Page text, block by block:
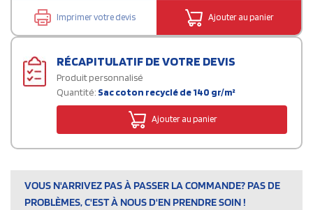
Imprimer votre devis Ajouter au panier
RÉCAPITULATIF DE VOTRE DEVIS
Produit personnalisé
Quantité: Sac coton recyclé de 140 gr/m²
Ajouter au panier
VOUS N'ARRIVEZ PAS À PASSER LA COMMANDE? PAS DE
PROBLÈMES, C'EST À NOUS D'EN PRENDRE SOIN !